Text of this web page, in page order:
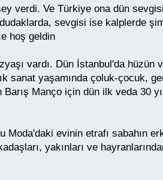
verdi. Ve Türkiye ona dün
dudaklarda, sevgisi ise kalplerde
hoş geldin
vardı. Dün İstanbul'da hüzün
sanat yaşamında çoluk-çocuk,
Manço için dün ilk veda 30
Moda'daki evinin etrafı sabahın
yakınları ve